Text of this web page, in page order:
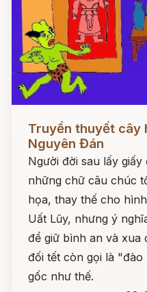
Đọc ngay
Truyền thuyết cây
Nguyên Đán
Người đời sau lấy
những chữ câu chúc
họa, thay thế cho
Uất Lũy, nhưng ý
để giữ bình an và xua
đối tết còn gọi là
gốc như thế.